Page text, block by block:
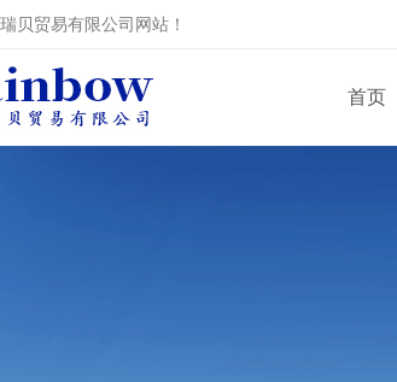
瑞贝贸易有限公司 网站！
首页